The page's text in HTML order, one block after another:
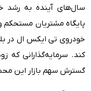
سال‌های آینده به رشد
پایگاه مشتریان
خودروی تی ایکس ال در
کند. سرمایه‌گذارانی که
گسترش سهم بازار این